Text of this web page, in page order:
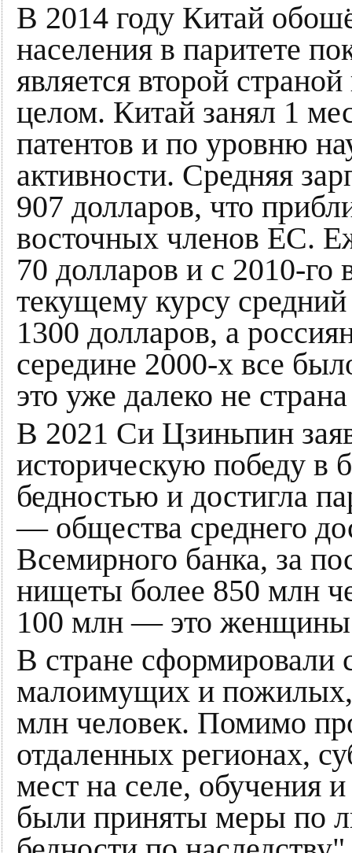
В 2014 году Китай
населения в паритете
является второй
целом. Китай занял 1
патентов и по уровню
активности. Средняя
907 долларов, что
восточных членов ЕС.
70 долларов и с 2010-
текущему курсу
1300 долларов, а
середине 2000-х все
это уже далеко не
В 2021 Си Цзиньпин
историческую победу в
бедностью и достигла
— общества среднего
Всемирного банка, за
нищеты более 850 млн
100 млн — это
В стране сформировали
малоимущих и пожилых,
млн человек. Помимо
отдаленных регионах,
мест на селе, обучения
были приняты меры по